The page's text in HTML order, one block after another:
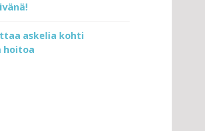
askelia kohti
hoitoa